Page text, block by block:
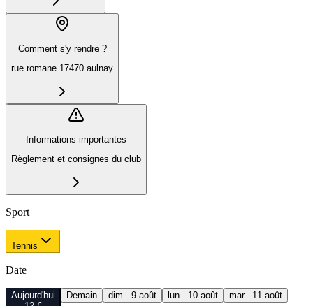
Comment s'y rendre ?
rue romane 17470 aulnay
Informations importantes
Règlement et consignes du club
Sport
Tennis
Date
Aujourd'hui
Demain dim.. 9 août lun.. 10 août mar.. 11 août